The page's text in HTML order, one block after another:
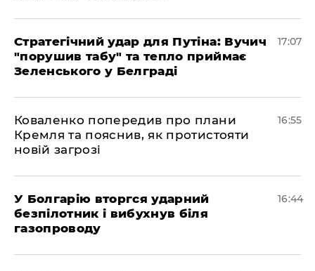
Стратегічний удар для Путіна: Вучич
"порушив табу" та тепло приймає
Зеленського у Белграді
17:07
Коваленко попередив про плани
Кремля та пояснив, як протистояти
новій загрозі
16:55
У Болгарію вторгся ударний
безпілотник і вибухнув біля
газопроводу
16:44